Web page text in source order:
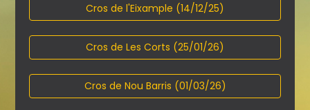
Cros de l'Eixample (14/12/25)
Cros de Les Corts (25/01/26)
Cros de Nou Barris (01/03/26)